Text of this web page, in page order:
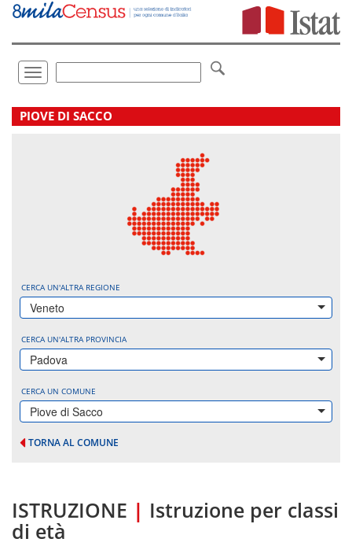
Vai
direttamente
Toggle
navigation
.
PIOVE DI SACCO
CERCA UN'ALTRA REGIONE
Veneto
CERCA UN'ALTRA PROVINCIA
Padova
CERCA UN COMUNE
Piove di Sacco
TORNA AL COMUNE
ISTRUZIONE | Istruzione per classi
di età